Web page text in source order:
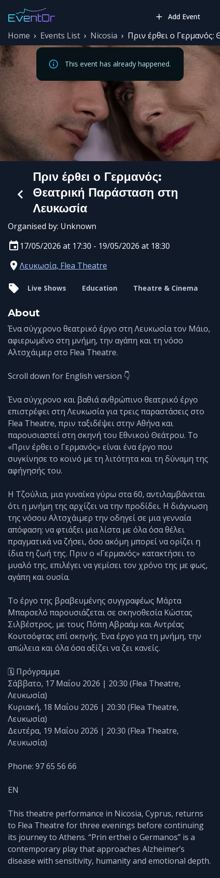
Add Event
This event has already happened.
Home › Events List › Nicosia › Πριν έρθει ο
Πριν έρθει ο Γερμανός:
Θεατρική Παράσταση στη
Λευκωσία
Organised by: Unknown
17/05/2026 at 17:30 - 19/05/2026 at 18:30
Λευκωσία, Flea Theatre
Live Shows Education Theatre & Cinema
About
Ένα σύγχρονο θεατρικό έργο στη Λευκωσία τον Μάιο,
αφιερωμένο στη μνήμη, την αγάπη και τη νόσο
Αλτσχάιμερ στο Flea Theatre.
Scroll down for English version 👇
Ένα σύγχρονο και βαθιά ανθρώπινο θεατρικό έργο
επιστρέφει στη Λευκωσία για τρεις παραστάσεις στο
Flea Theatre, πριν ταξιδέψει στην Αθήνα και
παρουσιαστεί στη σκηνή του Εθνικού Θεάτρου. Το
«Πριν έρθει ο Γερμανός» είναι ένα έργο που
συγκίνησε το κοινό με τη λιτότητα και τη δύναμη της
αφήγησής του.
Η Τζούλια, μια γυναίκα γύρω στα 60, αντιλαμβάνεται
ότι η μνήμη της αρχίζει να την προδίδει. Η διάγνωση
της νόσου Αλτσχάιμερ την οδηγεί σε μια γενναία
απόφαση: να φτιάξει μια λίστα με όλα όσα θέλει
πραγματικά να ζήσει, όσο ακόμη μπορεί να ορίζει η
ίδια τη ζωή της. Πριν ο «Γερμανός» κατακτήσει το
μυαλό της, επιλέγει να γεμίσει τον χρόνο της με φως,
αγάπη και ουσία.
Το έργο της βραβευμένης συγγραφέως Μάρτα
Μπαρσελό παρουσιάζεται σε σκηνοθεσία Κώστας
Σιλβέστρος, με τους Πόπη Αβραάμ και Αντρέας
Κουτσόφτας επί σκηνής. Ένα έργο για τη μνήμη, την
απώλεια και όλα όσα αξίζει να ζει κανείς.
🗓️ Πρόγραμμα
Σάββατο, 17 Μαΐου 2026 | 20:30 (Flea Theatre,
Λευκωσία)
Κυριακή, 18 Μαΐου 2026 | 20:30 (Flea Theatre,
Λευκωσία)
Δευτέρα, 19 Μαΐου 2026 | 20:30 (Flea Theatre,
Λευκωσία)
Phone: 97 65 56 66
EN
This theatre performance in Nicosia, Cyprus, returns
to Flea Theatre for three evenings before continuing
its journey to Athens. “Prin erthei o Germanos” is a
contemporary play that approaches Alzheimer’s
disease with sensitivity, humanity and emotional depth.